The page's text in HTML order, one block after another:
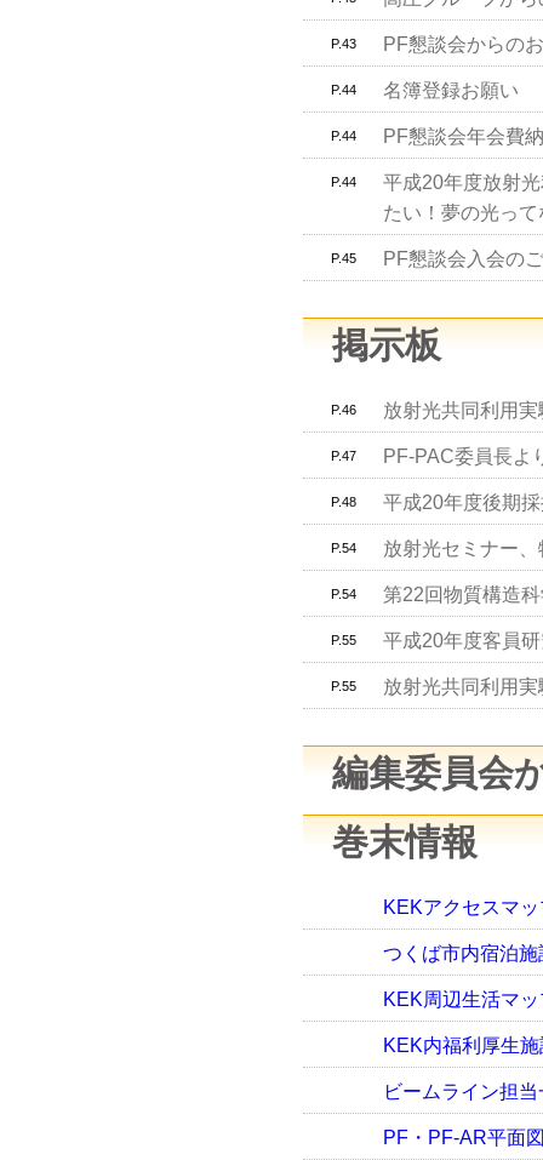
P.43 PF懇談会からの
P.44 名簿登録お願い
P.44 PF懇談会年会費
P.44
平成20年度放射
たい！夢の光っ
P.45 PF懇談会入会の
掲示板
P.46 放射光共同利用
P.47 PF-PAC委員長よ
P.48 平成20年度後期
P.54 放射光セミナー
P.54 第22回物質構造
P.55 平成20年度客員
P.55 放射光共同利用
編集委員会
巻末情報
KEKアクセスマ
つくば市内宿泊施
KEK周辺生活マッ
KEK内福利厚生施
ビームライン担
PF・PF-AR平面